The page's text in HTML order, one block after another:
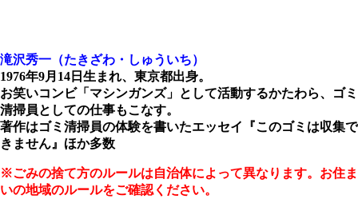
滝沢秀一（たきざわ・しゅういち）
1976年9月14日生まれ、東京都出身。
お笑いコンビ「マシンガンズ」として活動するかたわら、ゴミ
清掃員としての仕事もこなす。
著作はゴミ清掃員の体験を書いたエッセイ『このゴミは収集で
きません』ほか多数
※ごみの捨て方のルールは自治体によって異なります。お住ま
いの地域のルールをご確認ください。